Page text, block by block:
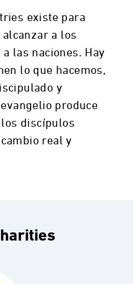
existe para
a los
las naciones. Hay
lo que hacemos,
y
produce
discípulos
real y